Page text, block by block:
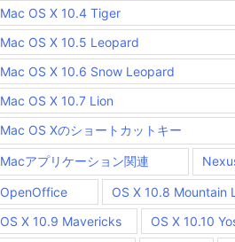
Mac OS X 10.4 Tiger
Mac OS X 10.5 Leopard
Mac OS X 10.6 Snow Leopard
Mac OS X 10.7 Lion
Mac OS Xのショートカットキー
Macアプリケーション関連
OpenOffice
OS X 10.8 Mountain
OS X 10.9 Mavericks
OS X 10.10